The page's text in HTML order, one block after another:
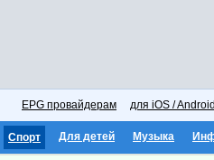
EPG провайдерам для iOS /
Спорт Для детей Музыка